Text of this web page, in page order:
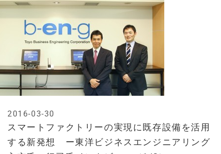
スマートファクトリーの実現に既存設備を活用
する新発想 ー東洋ビジネスエンジニアリング
2016-03-30